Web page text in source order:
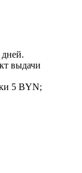
дней.
выдачи
5 BYN;